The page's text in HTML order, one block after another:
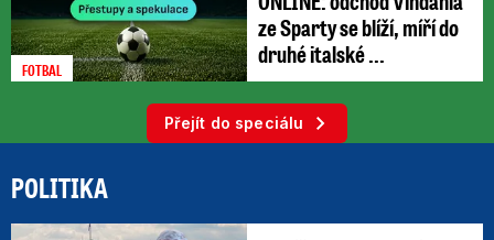
FOTBAL
ze Sparty se blíží, míří do
druhé italské ...
Přejít do speciálu
POLITIKA